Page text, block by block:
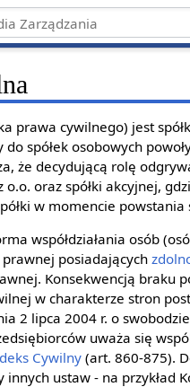
prawa cywilnego) jest
spółek osobowych
że decydującą rolę
o.o. oraz spółki akcyjnej,
w momencie powstania
współdziałania osób
prawnej posiadających
Konsekwencją braku
w charakterze stron
2 lipca 2004 r. o
uważa się
Cywilny(art. 860-875).
innych ustaw - na przykład